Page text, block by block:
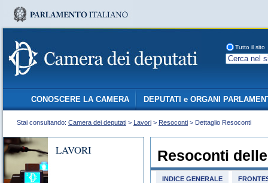
Tutto il sito
CONOSCERE LA CAMERA DEPUTATI e ORGANI
Stai consultando: Camera dei deputati > Lavori > Resoconti > Dettaglio Resoconti
LAVORI Resoconti
INDICE GENERALE